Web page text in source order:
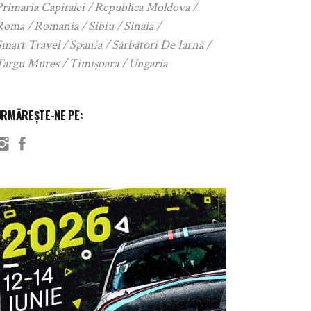
Capitalei
Republica Moldova
Romania Sibiu
Sinaia
Travel
Spania
Sărbători De Iarnă
Mures
Timișoara Ungaria
NE PE: